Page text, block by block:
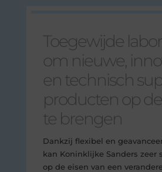
Toegewijde
om nieuwe,
en technisch
producten op
te brengen
Dankzij flexibel en
kan Koninklijke Sanders zeer
op de eisen van een